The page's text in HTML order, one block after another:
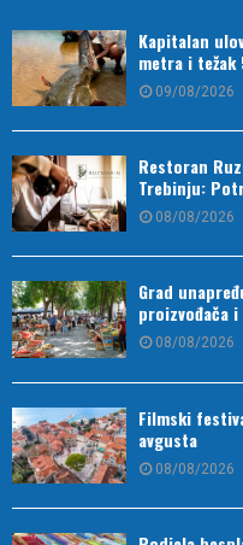
Kapitalan
metra i
09/08/2026
Restoran
Trebinju:
08/08/2026
Grad
proizvođača
08/08/2026
Filmski
avgusta
08/08/2026